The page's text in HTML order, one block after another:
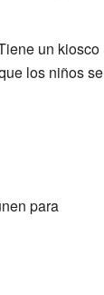
un kiosco
los niños se
para